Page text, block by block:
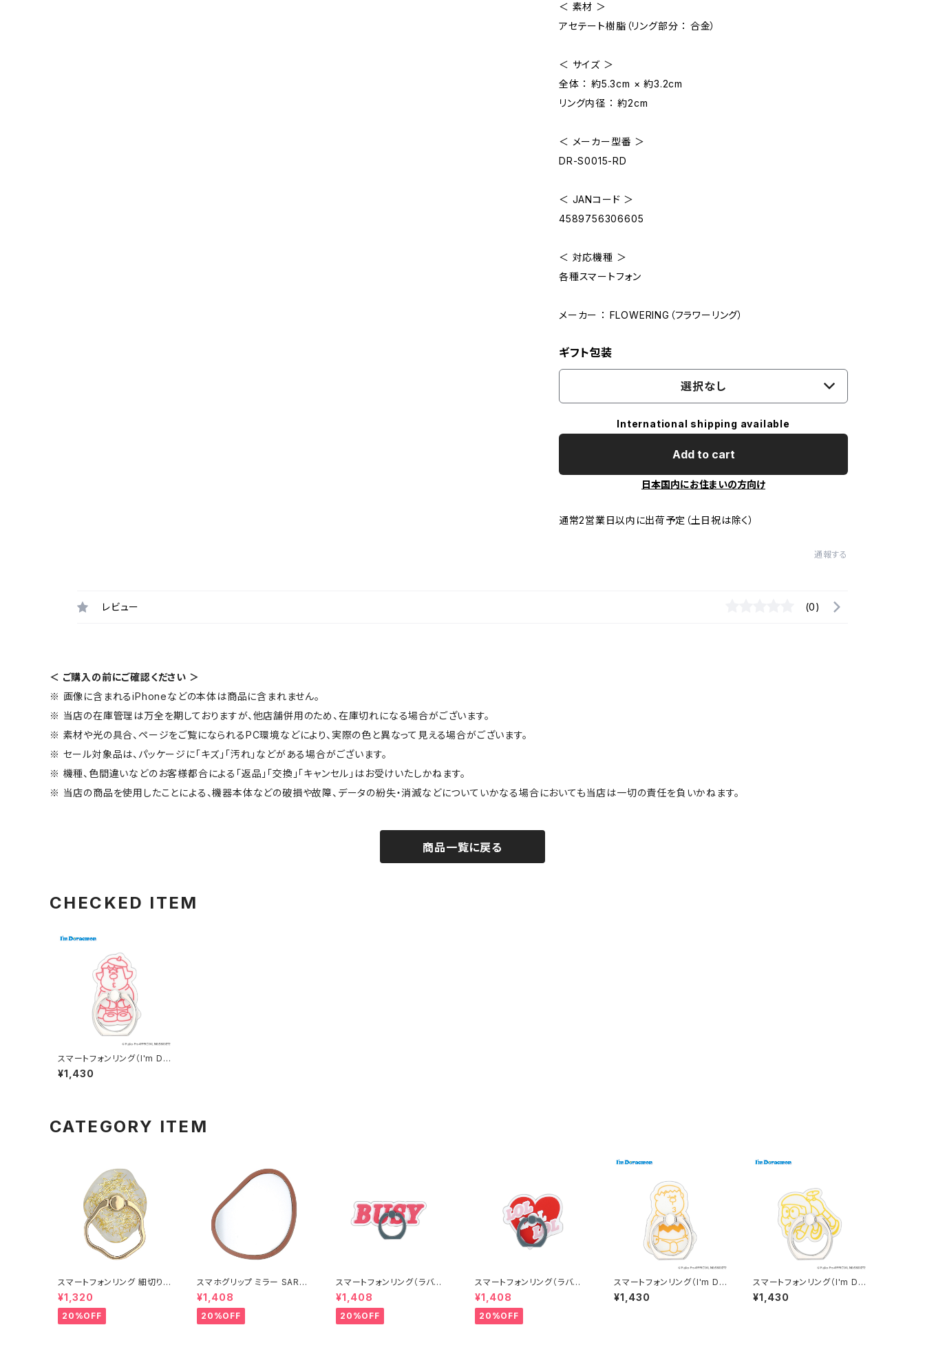
＜ 素材 ＞
アセテート樹脂（リング部分 ： 合金）
＜ サイズ ＞
全体 ： 約5.3cm × 約3.2cm
リング内径 ： 約2cm
＜ メーカー型番 ＞
DR-S0015-RD
＜ JANコード ＞
4589756306605
＜ 対応機種 ＞
各種スマートフォン
メーカー ： FLOWERING（フラワーリング）
ギフト包装
選択なし
International shipping available
Add to cart
日本国内にお住まいの方向け
通常2営業日以内に出荷予定（土日祝は除く）
通報する
レビュー (0)
＜ ご購入の前にご確認ください ＞
※ 画像に含まれるiPhoneなどの本体は商品に含まれません。
※ 当店の在庫管理は万全を期しておりますが、他店舗併用のため、在庫切れになる場合がございます。
※ 素材や光の具合、ページをご覧になられるPC環境などにより、実際の色と異なって見える場合がございます。
※ セール対象品は、パッケージに「キズ」「汚れ」などがある場合がございます。
※ 機種、色間違いなどのお客様都合による「返品」「交換」「キャンセル」はお受けいたしかねます。
※ 当店の商品を使用したことによる、機器本体などの破損や故障、データの紛失・消滅などについていかなる場合においても当店は一切の責任を負いかねます。
商品一覧に戻る
CHECKED ITEM
スマートフォンリング（I'm Do
raemon） ジャイ子 DR-S00
15-RD（レッド） [各種スマート
¥1,430
CATEGORY ITEM
スマートフォンリング 細切りラ
メ SAR0105-GD（ゴールド）
[各種スマートフォン用]
¥1,320
20%OFF
スマホグリップ ミラー SAR0
093-BR（ブラウン） [各種ス
マートフォン用]
¥1,408
20%OFF
スマートフォンリング（ラバータ
イプ） BUSY SAR0074-A
[各種スマートフォン用]
¥1,408
20%OFF
スマートフォンリング（ラバータ
イプ） ハート SAR0073-RD
（レッド） [各種スマートフォン
用]
¥1,408
20%OFF
スマートフォンリング（I'm Do
raemon） ジャイアン DR-S
0015-OR（オレンジ） [各種ス
¥1,430
スマートフォンリング（I'm Do
raemon） のび太 DR-S001
5-YE（イエロー） [各種スマー
¥1,430